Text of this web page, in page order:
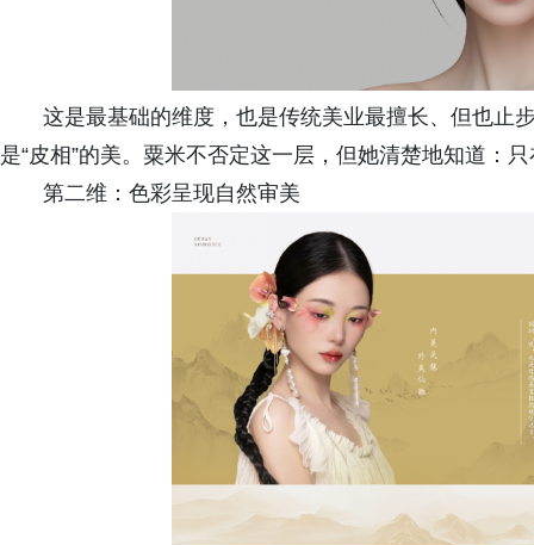
这是最基础的维度，也是传统美业最擅长、但也止
是“皮相”的美。粟米不否定这一层，但她清楚地知道：
第二维：色彩呈现自然审美